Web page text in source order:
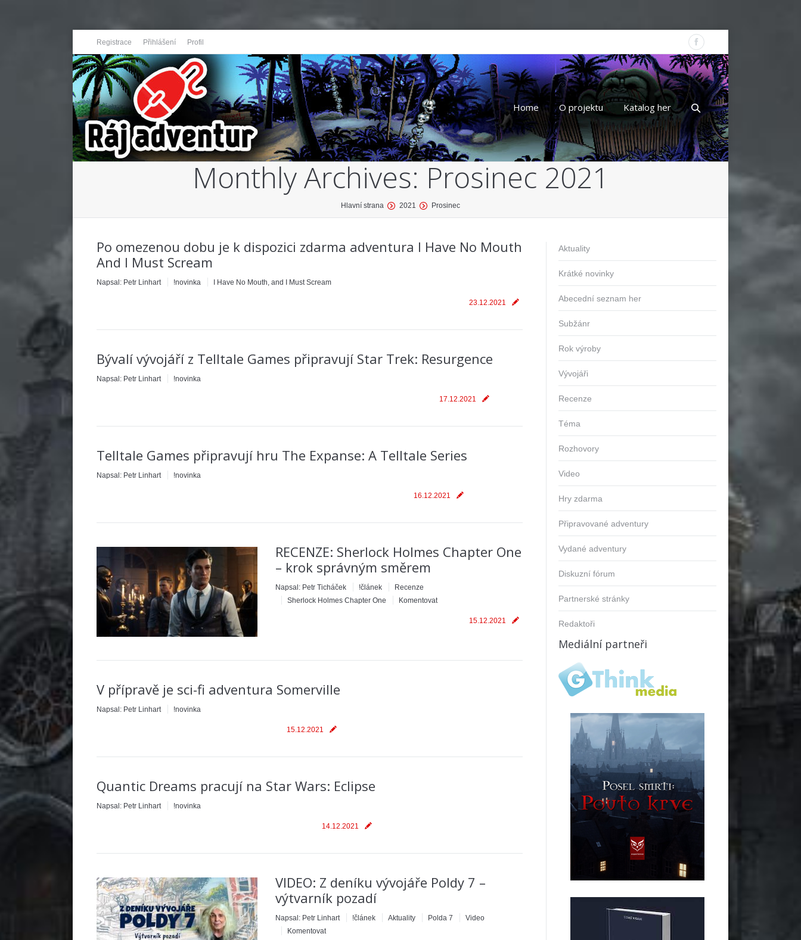
Registrace Přihlášení Profil
Home O projektu Katalog her
Monthly Archives: Prosinec 2021
Hlavní strana 2021 Prosinec
Po omezenou dobu je k dispozici zdarma adventura I Have No Mouth
And I Must Scream
Napsal: Petr Linhart !novinka I Have No Mouth, and I Must Scream
23.12.2021
Bývalí vývojáří z Telltale Games připravují Star Trek: Resurgence
Napsal: Petr Linhart !novinka
17.12.2021
Telltale Games připravují hru The Expanse: A Telltale Series
Napsal: Petr Linhart !novinka
16.12.2021
RECENZE: Sherlock Holmes Chapter One
– krok správným směrem
Napsal: Petr Ticháček !článek
Recenze
Sherlock Holmes Chapter One
Komentovat
15.12.2021
V přípravě je sci-fi adventura Somerville
Napsal: Petr Linhart !novinka
15.12.2021
Quantic Dreams pracují na Star Wars: Eclipse
Napsal: Petr Linhart !novinka
14.12.2021
VIDEO: Z deníku vývojáře Poldy 7 –
výtvarník pozadí
Napsal: Petr Linhart !článek Aktuality Polda 7
Video
Komentovat
Aktuality
Krátké novinky
Abecední seznam her
Subžánr
Rok výroby
Vývojáři
Recenze
Téma
Rozhovory
Video
Hry zdarma
Připravované adventury
Vydané adventury
Diskuzní fórum
Partnerské stránky
Redaktoři
Mediální partneři